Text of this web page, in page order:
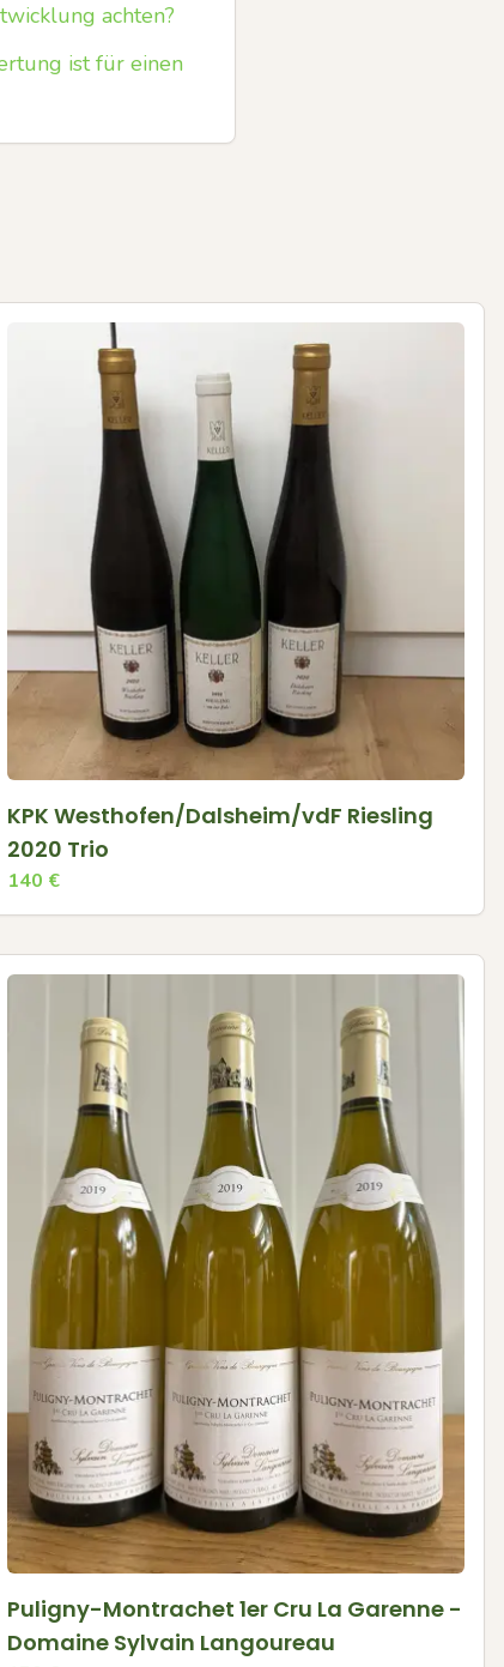
achten?
ist für einen
KPK Westhofen/Dalsheim/vdF Riesling
2020 Trio
140 €
Puligny-Montrachet 1er Cru La Garenne -
Domaine Sylvain Langoureau